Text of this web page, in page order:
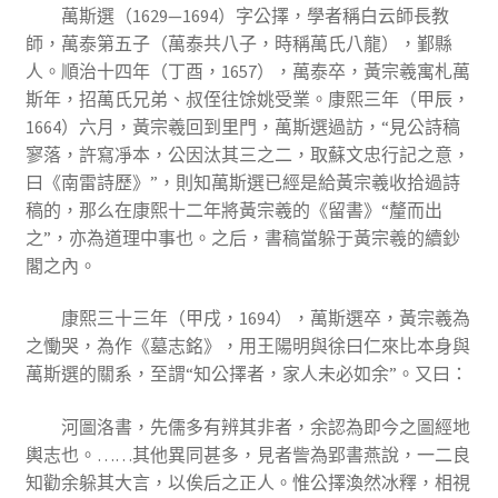
萬斯選（1629—1694）字公擇，學者稱白云師長教
師，萬泰第五子（萬泰共八子，時稱萬氏八龍），鄞縣
人。順治十四年（丁酉，1657），萬泰卒，黃宗羲寓札萬
斯年，招萬氏兄弟、叔侄往馀姚受業。康熙三年（甲辰，
1664）六月，黃宗羲回到里門，萬斯選過訪，“見公詩稿
寥落，許寫凈本，公因汰其三之二，取蘇文忠行記之意，
曰《南雷詩歷》”，則知萬斯選已經是給黃宗羲收拾過詩
稿的，那么在康熙十二年將黃宗羲的《留書》“釐而出
之”，亦為道理中事也。之后，書稿當躲于黃宗羲的續鈔
閣之內。
康熙三十三年（甲戌，1694），萬斯選卒，黃宗羲為
之慟哭，為作《墓志銘》，用王陽明與徐曰仁來比本身與
萬斯選的關系，至謂“知公擇者，家人未必如余”。又曰：
河圖洛書，先儒多有辨其非者，余認為即今之圖經地
輿志也。……其他異同甚多，見者訾為郢書燕說，一二良
知勸余躲其大言，以俟后之正人。惟公擇渙然冰釋，相視